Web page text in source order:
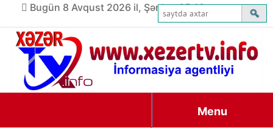
Bugün 8 Avqust 2026 il, Şənbə, 05:19
Menu